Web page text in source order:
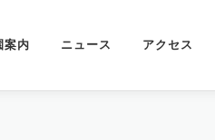
案内 ニュース アクセス